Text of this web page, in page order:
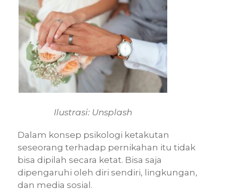
Ilustrasi: Unsplash
Dalam konsep psikologi ketakutan
seseorang terhadap pernikahan itu tidak
bisa dipilah secara ketat. Bisa saja
dipengaruhi oleh diri sendiri, lingkungan,
dan media sosial.